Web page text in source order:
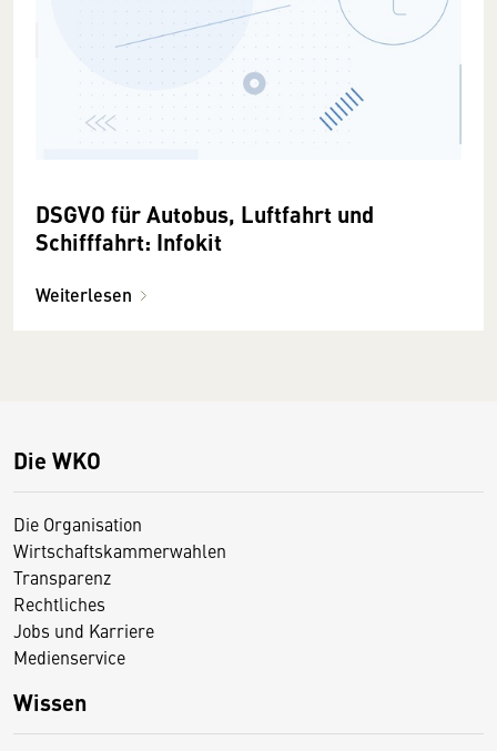
DSGVO für Autobus, Luftfahrt und
Schifffahrt: Infokit
Weiterlesen
Die WKO
Die Organisation
Wirtschaftskammerwahlen
Transparenz
Rechtliches
Jobs und Karriere
Medienservice
Wissen